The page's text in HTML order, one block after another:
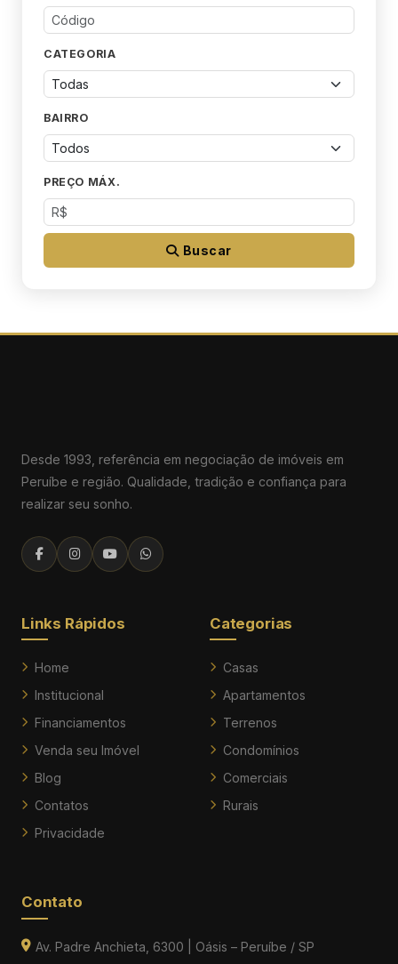
CATEGORIA
BAIRRO
PREÇO MÁX.
Buscar
Desde 1993, referência em negociação de imóveis em
Peruíbe e região. Qualidade, tradição e confiança para
realizar seu sonho.
Links Rápidos
Home
Institucional
Financiamentos
Venda seu Imóvel
Blog
Contatos
Privacidade
Categorias
Casas
Apartamentos
Terrenos
Condomínios
Comerciais
Rurais
Contato
Av. Padre Anchieta, 6300 | Oásis – Peruíbe / SP